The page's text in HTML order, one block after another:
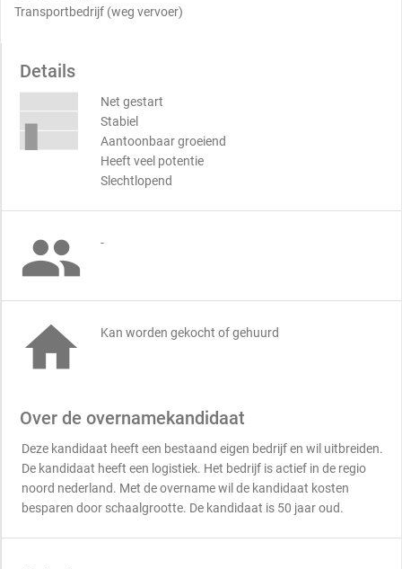
Transportbedrijf (weg vervoer)
Details
Net gestart
Stabiel
Aantoonbaar groeiend
Heeft veel potentie
Slechtlopend
 -
 Kan worden gekocht of gehuurd
Over de overnamekandidaat
Deze kandidaat heeft een bestaand eigen bedrijf en wil uitbreiden.
De kandidaat heeft een logistiek. Het bedrijf is actief in de regio
noord nederland. Met de overname wil de kandidaat kosten
besparen door schaalgrootte. De kandidaat is 50 jaar oud.